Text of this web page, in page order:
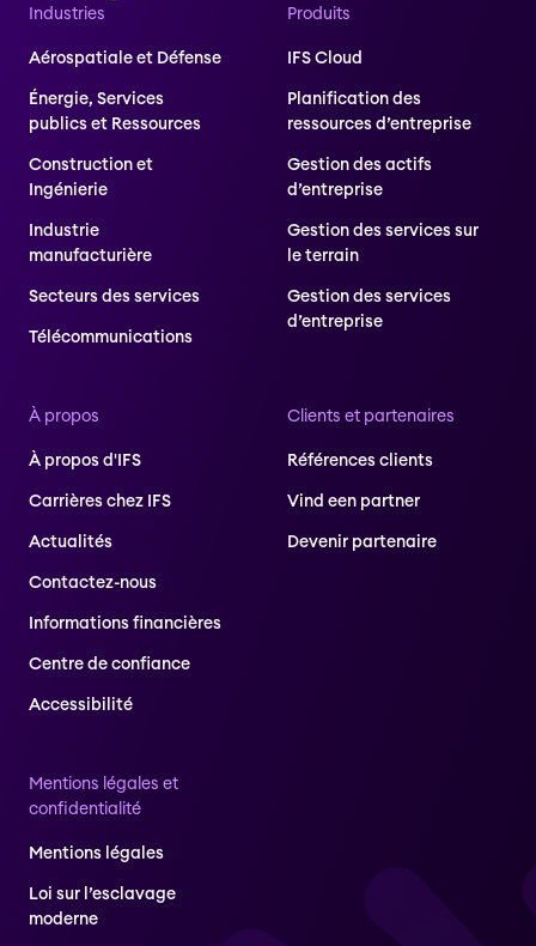
Industries
Aérospatiale et Défense
Énergie, Services
publics et Ressources
Construction et
Ingénierie
Industrie
manufacturière
Secteurs des services
Télécommunications
Produits
IFS Cloud
Planification des
ressources d’entreprise
Gestion des actifs
d’entreprise
Gestion des services sur
le terrain
Gestion des services
d’entreprise
À propos
À propos d'IFS
Carrières chez IFS
Actualités
Contactez-nous
Informations financières
Centre de confiance
Accessibilité
Clients et partenaires
Références clients
Vind een partner
Devenir partenaire
Mentions légales et
confidentialité
Mentions légales
Loi sur l’esclavage
moderne